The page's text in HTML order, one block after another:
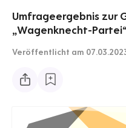
Umfrageergebnis zur
„Wagenknecht-
Veröffentlicht am